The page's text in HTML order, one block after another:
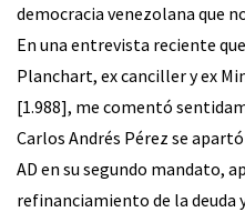
democracia venezolana que
En una entrevista reciente
Planchart, ex canciller y ex
[1.988], me comentó
Carlos Andrés Pérez se
AD en su segundo mandato,
refinanciamiento de la deuda